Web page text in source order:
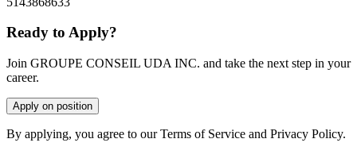
Ready to Apply?
Join GROUPE CONSEIL UDA INC. and take the next step in your
career.
Apply on position
By applying, you agree to our Terms of Service and Privacy Policy.